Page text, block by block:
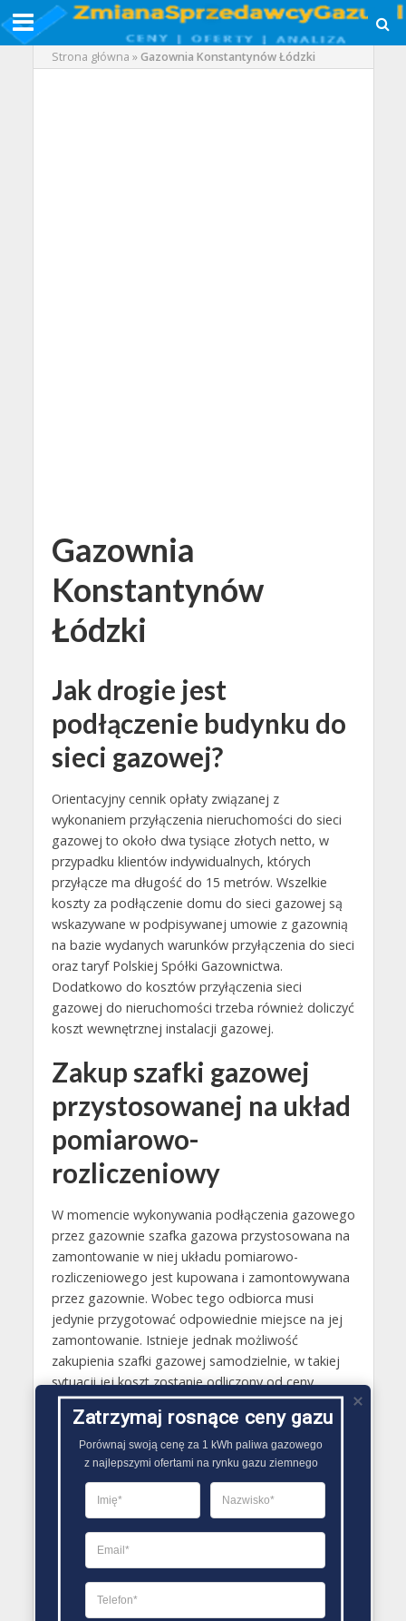
Strona główna »Gazownia Konstantynów Łódzki
Gazownia
Konstantynów
Łódzki
Jak drogie jest
podłączenie budynku do
sieci gazowej?
Orientacyjny cennik opłaty związanej z
wykonaniem przyłączenia nieruchomości do sieci
gazowej to około dwa tysiące złotych netto, w
przypadku klientów indywidualnych, których
przyłącze ma długość do 15 metrów. Wszelkie
koszty za podłączenie domu do sieci gazowej są
wskazywane w podpisywanej umowie z gazownią
na bazie wydanych warunków przyłączenia do sieci
oraz taryf Polskiej Spółki Gazownictwa.
Dodatkowo do kosztów przyłączenia sieci
gazowej do nieruchomości trzeba również doliczyć
koszt wewnętrznej instalacji gazowej.
Zakup szafki gazowej
przystosowanej na układ
pomiarowo-
rozliczeniowy
W momencie wykonywania podłączenia gazowego
przez gazownie szafka gazowa przystosowana na
zamontowanie w niej układu pomiarowo-
rozliczeniowego jest kupowana i zamontowywana
przez gazownie. Wobec tego odbiorca musi
jedynie przygotować odpowiednie miejsce na jej
zamontowanie. Istnieje jednak możliwość
zakupienia szafki gazowej samodzielnie, w takiej
sytuacji jej koszt zostanie odliczony od ceny
zrealizowania przyłącza przez gazownie.
Gazy techniczne Konstantynów Łódzki
Gaz płynny Konstantynów Łódzki
LPG Konstantynów Łódzki
Dostawcy gazu Konstantynów Łódzki
Zatrzymaj rosnące ceny gazu
Porównaj swoją cenę za 1 kWh paliwa gazowego
z najlepszymi ofertami na rynku gazu ziemnego